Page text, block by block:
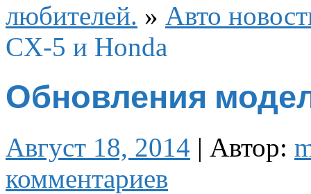
любителей. » Авто
CX-5 и Honda
Обновления
Август 18, 2014 | Автор:
комментариев